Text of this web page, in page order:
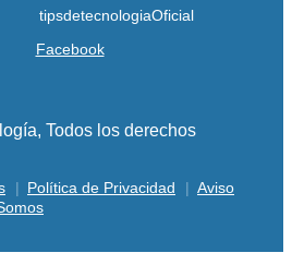
Facebook
Todos los derechos
Política de Privacidad
Aviso